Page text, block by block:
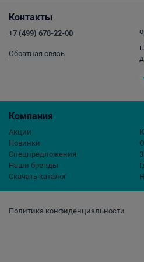
Политика конфиденциальности
Компания
Акции
Новинки
Спецпредложения
Наши бренды
Скачать каталог
Контакты
+7 (499) 678-22-00
Обратная связь